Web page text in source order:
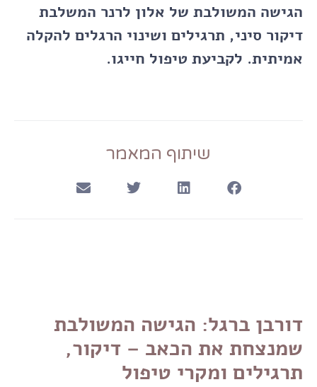
הגישה המשולבת של אלון לרנר המשלבת
דיקור סיני, תרגילים ושינוי הרגלים להקלה
אמיתית. לקביעת טיפול חייגו.
שיתוף המאמר
דורבן ברגל: הגישה המשולבת
שמנצחת את הכאב – דיקור,
תרגילים ומקרי טיפול